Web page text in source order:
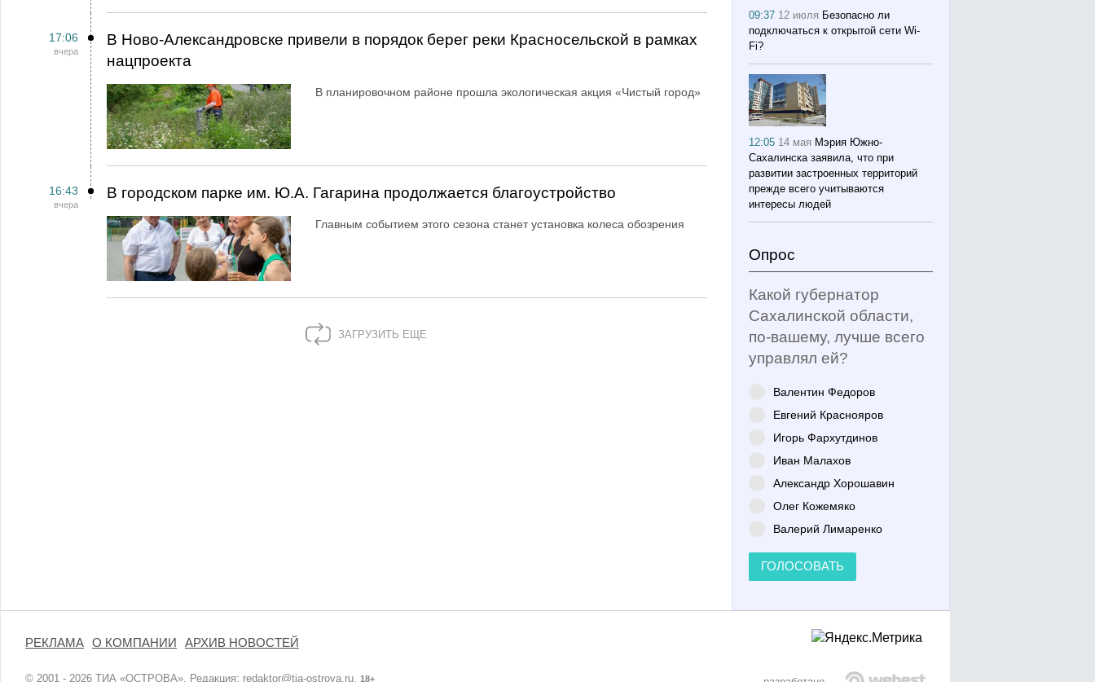
17:06
вчера
В Ново-Александровске привели в порядок берег реки Красносельской в рамках
нацпроекта
В планировочном районе прошла экологическая акция «Чистый город»
16:43
вчера
В городском парке им. Ю.А. Гагарина продолжается благоустройство
Главным событием этого сезона станет установка колеса обозрения
ЗАГРУЗИТЬ ЕЩЕ
09:37 12 июля Безопасно ли
подключаться к открытой сети Wi-
Fi?
12:05 14 мая Мэрия Южно-
Сахалинска заявила, что при
развитии застроенных территорий
прежде всего учитываются
интересы людей
Опрос
Какой губернатор
Сахалинской области,
по-вашему, лучше всего
управлял ей?
Валентин Федоров
Евгений Краснояров
Игорь Фархутдинов
Иван Малахов
Александр Хорошавин
Олег Кожемяко
Валерий Лимаренко
ГОЛОСОВАТЬ
РЕКЛАМА О КОМПАНИИ АРХИВ НОВОСТЕЙ
© 2001 - 2026 ТИА «ОСТРОВА». Редакция: redaktor@tia-ostrova.ru 18+